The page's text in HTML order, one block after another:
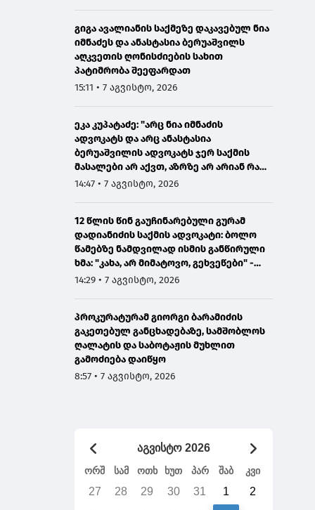
გიგა ავალიანის საქმეზე დაკავებულ ნია
იმნაძეს და ანასტასია ბერუაშვილს
აღკვეთის ღონისძიების სახით
პატიმრობა შეეფარდათ
15:11 • 7 აგვისტო, 2026
ეკა კუპატაძე: "არც ნია იმნაძის
ადვოკატს და არც ანასტასია
ბერუაშვილის ადვოკატს ჯერ საქმის
მასალები არ აქვთ, აზრზე არ არიან რა
წერია მასალებში"
14:47 • 7 აგვისტო, 2026
12 წლის წინ გაუჩინარებული გურამ
დადიანიძის საქმის ადვოკატი: ბოლო
წამებზე ნამდვილად ისმის განწირული
ხმა: "კახა, არ მიმატოვო, გეხვეწები" -
ვიდეოს დადებას ვაპირებდით
14:29 • 7 აგვისტო, 2026
პროკურატურამ გიორგი ბარამიძის
გაკეთებულ განცხადებაზე, სამშობლოს
ღალატის და საბოტაჟის მუხლით
გამოძიება დაიწყო
8:57 • 7 აგვისტო, 2026
აგვისტო 2026
ორშ სამ ოთხ ხუთ პარ შაბ კვი
27 28 29 30 31 1 2